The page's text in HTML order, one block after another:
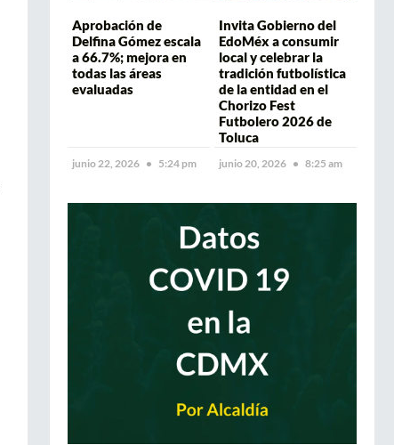
Aprobación de
Delfina Gómez escala
a 66.7%; mejora en
todas las áreas
evaluadas
junio 22, 2026 5:24 pm
Invita Gobierno del
EdoMéx a consumir
local y celebrar la
tradición futbolística
de la entidad en el
Chorizo Fest
Futbolero 2026 de
Toluca
junio 20, 2026 8:25 am